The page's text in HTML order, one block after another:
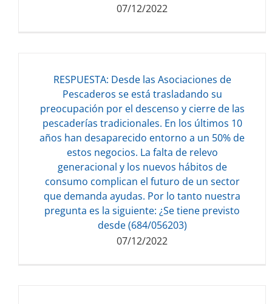
07/12/2022
Descarga del documento:
133.40 KB
RESPUESTA: Desde las Asociaciones de
Pescaderos se está trasladando su
preocupación por el descenso y cierre de las
pescaderías tradicionales. En los últimos 10
años han desaparecido entorno a un 50% de
estos negocios. La falta de relevo
generacional y los nuevos hábitos de
consumo complican el futuro de un sector
que demanda ayudas. Por lo tanto nuestra
pregunta es la siguiente: ¿Se tiene previsto
desde (684/056203)
07/12/2022